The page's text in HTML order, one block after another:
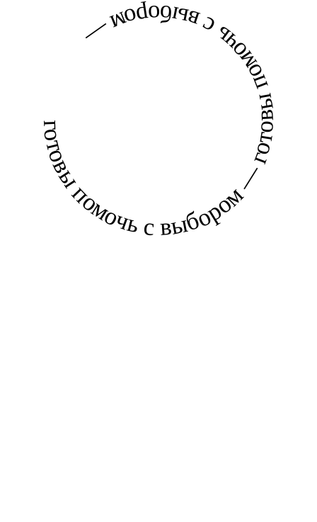
готовы помочь с выбором — готовы помочь с выбором —